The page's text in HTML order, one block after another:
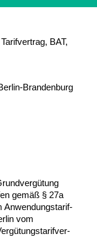
BAT,
Brandenburg
gemäß § 27a
An­wen­dungs­ta­rif­
vom